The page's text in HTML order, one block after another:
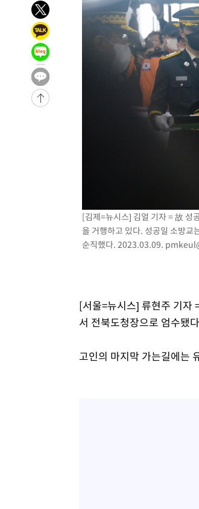
-17508초 전 >
[속보]與최고위원 제주·인천 순회
한민수·김용 순
-17461초 전 >
[속보]김민석, 與 전대 당원투표
청래 44.56%
-16743초 전 >
[속보]與 대표 경선 제주·인천 당
42.08%·宋 10.17%
-16277초 전 >
이강인 "아틀레티코 이적 기뻐…등
것"
-16212초 전 >
[속보]與 당대표 경선, 제주·인천 권
-9986초 전 >
낮 최고 35도 '무더위'…동해안 시간
-9256초 전 >
[속보]이강인 "감독님이 원하는 마음
수도권 40도 육박 '펄펄'…동해안 일
온열질환 사망자 3명 늘어…누적 환
강릉에 시간당 81.4㎜ 물폭탄…도로
남자 농구, 나고야 아시안게임서 '홈팀'
여수 오동도 해상서 모터보트 전복…1
극한폭염 한풀 꺾이지만…'낮 최고 35도
[속보]뉴욕증시 상승 마감…S&P
[김제=뉴시스] 김얼 기자 = 故 성
을 거행하고 있다. 성공일 소방교
순직했다. 2023.03.09.
[서울=뉴시스] 류현주 기자
서 전북도청장으로 엄수됐
고인의 마지막 가는길에는